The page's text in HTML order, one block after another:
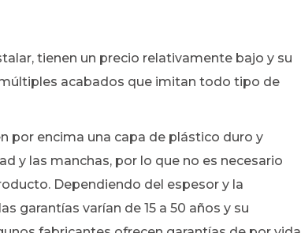
tienen un precio relativamente bajo y su
acabados que imitan todo tipo de
por encima una capa de plástico duro y
y las manchas, por lo que no es necesario
Dependiendo del espesor y la
garantías varían de 15 a 50 años y su